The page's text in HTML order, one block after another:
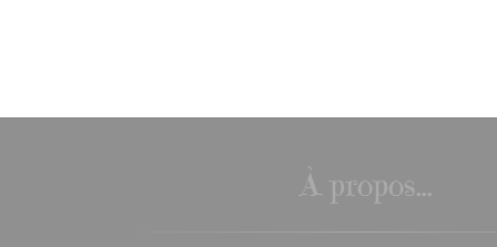
À propos...